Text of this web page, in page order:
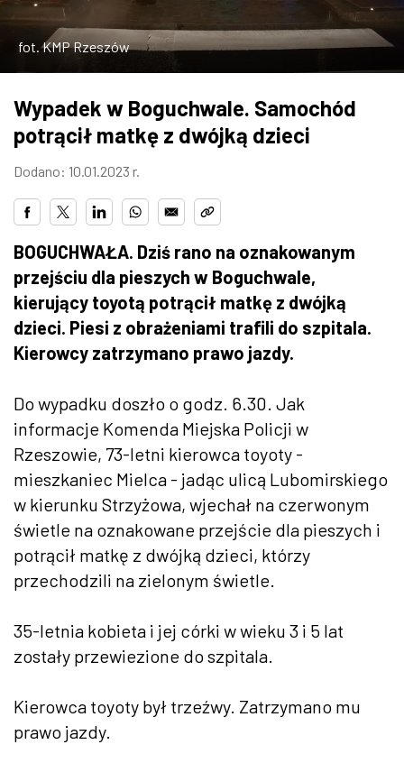
ZDJĘCIA
W RZESZOWIE
fot. KMP Rzeszów
Wypadek w Boguchwale. Samochód
potrącił matkę z dwójką dzieci
Dodano: 10.01.2023 r.
BOGUCHWAŁA. Dziś rano na oznakowanym
przejściu dla pieszych w Boguchwale,
kierujący toyotą potrącił matkę z dwójką
dzieci. Piesi z obrażeniami trafili do szpitala.
Kierowcy zatrzymano prawo jazdy.
Do wypadku doszło o godz. 6.30. Jak
informacje Komenda Miejska Policji w
Rzeszowie, 73-letni kierowca toyoty -
mieszkaniec Mielca - jadąc ulicą Lubomirskiego
w kierunku Strzyżowa, wjechał na czerwonym
świetle na oznakowane przejście dla pieszych i
potrącił matkę z dwójką dzieci, którzy
przechodzili na zielonym świetle.
35-letnia kobieta i jej córki w wieku 3 i 5 lat
zostały przewiezione do szpitala.
Kierowca toyoty był trzeźwy. Zatrzymano mu
prawo jazdy.